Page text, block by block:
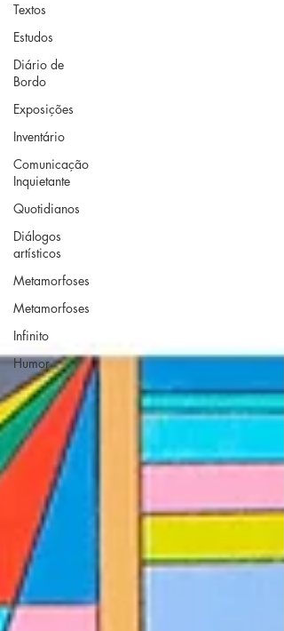
Textos
Estudos
Diário de
Bordo
Exposições
Inventário
Comunicação
Inquietante
Quotidianos
Diálogos
artísticos
Metamorfoses
Metamorfoses
Infinito
Humor